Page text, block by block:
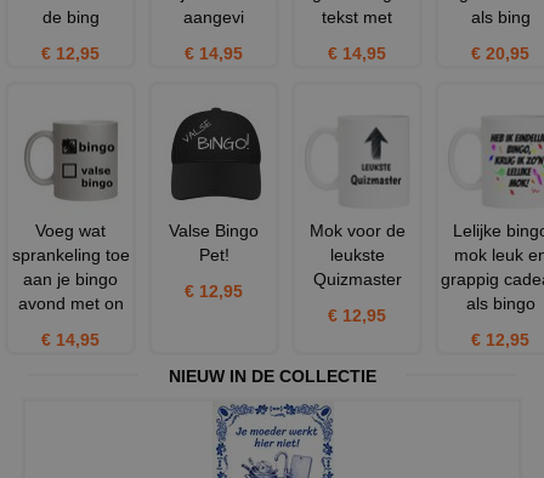
de bing
€ 12,95
aangevi
€ 14,95
tekst met
€ 14,95
als bing
€ 20,95
Voeg wat
sprankeling toe
aan je bingo
avond met on
€ 14,95
Valse Bingo
Pet!
€ 12,95
Mok voor de
leukste
Quizmaster
€ 12,95
Lelijke
mok leuk
grappig
als bingo
€ 12,95
NIEUW IN DE COLLECTIE